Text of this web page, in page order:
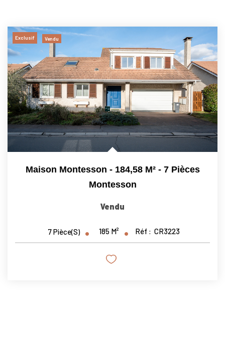
Exclusif Vendu
Maison Montesson - 184,58 M² - 7 Pièces
Montesson
Vendu
7Pièce(s) 185 M² Réf : CR3223